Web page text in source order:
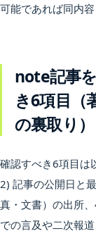
可能であれば同内
note記事
き6項目（
の裏取り）
確認すべき6項目は
2) 記事の公開日と
真・文書）の出所
での言及や二次報